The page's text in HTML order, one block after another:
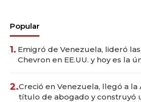
Popular
1. Emigró de Venezuela, lideró
Chevron en EE.UU. y hoy es la
2.Creció en Venezuela, llegó a la
título de abogado y construyó